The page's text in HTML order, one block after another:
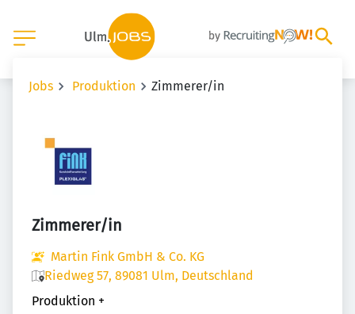
Jobs Produktion Zimmerer/in
Zimmerer/in
Martin Fink GmbH & Co. KG
Riedweg 57, 89081 Ulm, Deutschland
Produktion +